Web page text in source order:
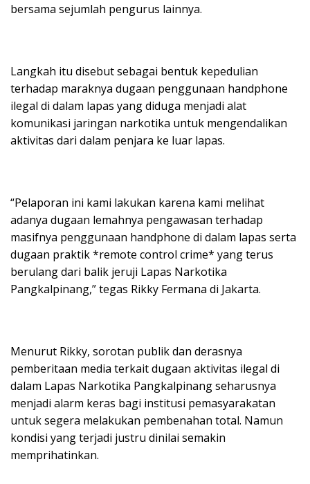
bersama sejumlah pengurus lainnya.
Langkah itu disebut sebagai bentuk kepedulian
terhadap maraknya dugaan penggunaan handphone
ilegal di dalam lapas yang diduga menjadi alat
komunikasi jaringan narkotika untuk mengendalikan
aktivitas dari dalam penjara ke luar lapas.
“Pelaporan ini kami lakukan karena kami melihat
adanya dugaan lemahnya pengawasan terhadap
masifnya penggunaan handphone di dalam lapas serta
dugaan praktik *remote control crime* yang terus
berulang dari balik jeruji Lapas Narkotika
Pangkalpinang,” tegas Rikky Fermana di Jakarta.
Menurut Rikky, sorotan publik dan derasnya
pemberitaan media terkait dugaan aktivitas ilegal di
dalam Lapas Narkotika Pangkalpinang seharusnya
menjadi alarm keras bagi institusi pemasyarakatan
untuk segera melakukan pembenahan total. Namun
kondisi yang terjadi justru dinilai semakin
memprihatinkan.